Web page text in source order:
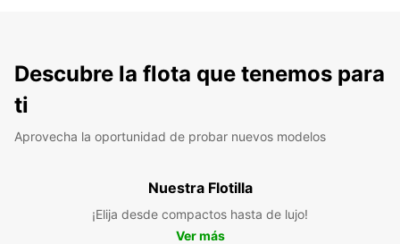
Descubre la flota que tenemos para
ti
Aprovecha la oportunidad de probar nuevos modelos
Nuestra Flotilla
¡Elija desde compactos hasta de lujo!
Ver más